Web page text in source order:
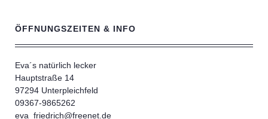
ÖFFNUNGSZEITEN & INFO
Eva´s natürlich lecker
Hauptstraße 14
97294 Unterpleichfeld
09367-9865262
eva_friedrich@freenet.de